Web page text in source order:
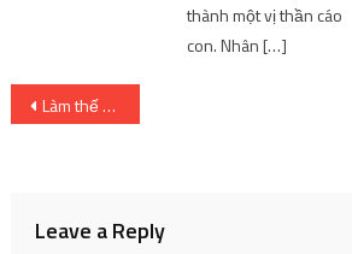
thành một vị thần cáo
con. Nhân […]
Post
Làm thế nào để xoa dịu một em bé đang khóc?
Leave a Reply